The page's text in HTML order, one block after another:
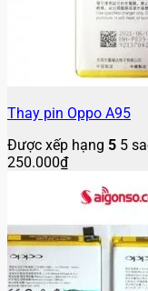
Thay pin Oppo A95
Được xếp hạng 5 5
250.000₫